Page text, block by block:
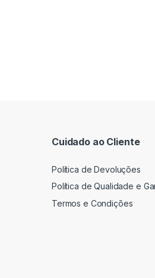
Cuidado ao Cliente
Política de Devoluções
Política de Qualidade e
Termos e Condições